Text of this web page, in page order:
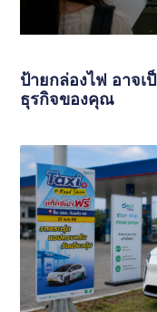
ป้ายกล่องไฟ อาจ
ธุรกิจของคุณ